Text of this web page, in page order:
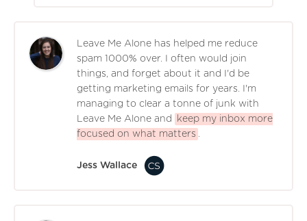
Leave Me Alone has helped me reduce
spam 1000% over. I often would join
things, and forget about it and I'd be
getting marketing emails for years. I'm
managing to clear a tonne of junk with
Leave Me Alone and
keep my inbox more
focused on what matters .
Jess Wallace